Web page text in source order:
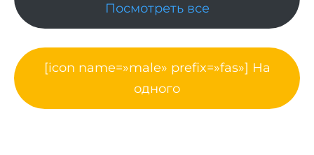
Посмотреть все
[icon name=»male» prefix=»fas»] На
одного